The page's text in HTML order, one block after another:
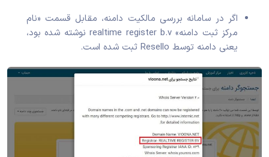
اگر در سامانه بررسی مالکیت دامنه، مقابل قسمت «نام
مرکز ثبت دامنه» realtime register b.v نوشته شده بود،
یعنی دامنه توسط Resello ثبت شده است.